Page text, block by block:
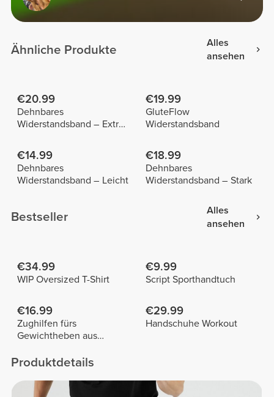
Ähnliche Produkte
Alles
ansehen
€20.99
Dehnbares
Widerstandsband – Extra
€19.99
GluteFlow
Widerstandsband
€14.99
Dehnbares
Widerstandsband – Leicht
€18.99
Dehnbares
Widerstandsband – Stark
Bestseller
Alles
ansehen
€34.99
WIP Oversized T-Shirt
€9.99
Script Sporthandtuch
€16.99
Zughilfen fürs
Gewichtheben aus
€29.99
Handschuhe Workout
Produktdetails